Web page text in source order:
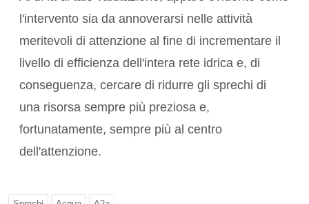
l'intervento sia da annoverarsi nelle attività
meritevoli di attenzione al fine di incrementare il
livello di efficienza dell'intera rete idrica e, di
conseguenza, cercare di ridurre gli sprechi di
una risorsa sempre più preziosa e,
fortunatamente, sempre più al centro
dell'attenzione.